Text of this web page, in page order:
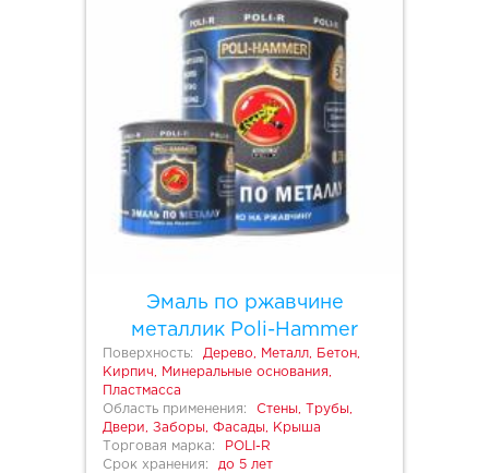
Эмаль по ржавчине
металлик Poli-Hammer
Поверхность:
Дерево, Металл, Бетон,
Кирпич, Минеральные основания,
Пластмасса
Область применения:
Стены, Трубы,
Двери, Заборы, Фасады, Крыша
Торговая марка:
POLI-R
Срок хранения:
до 5 лет